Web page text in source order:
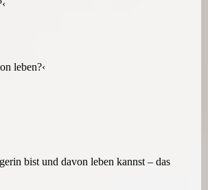
leben?‹
bist und davon leben kannst – das